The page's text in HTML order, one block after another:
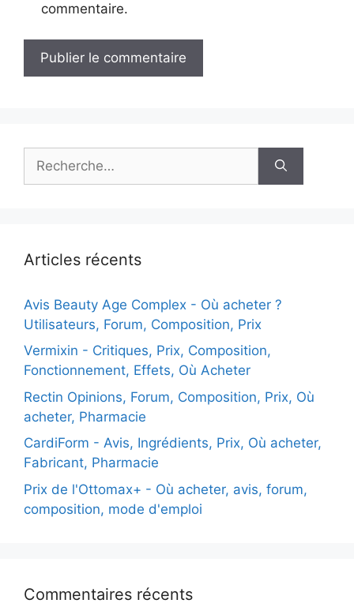
commentaire.
Articles récents
Avis Beauty Age Сomplex - Où acheter ?
Utilisateurs, Forum, Composition, Prix
Vermixin - Critiques, Prix, Composition,
Fonctionnement, Effets, Où Acheter
Rectin Opinions, Forum, Composition, Prix, Où
acheter, Pharmacie
CardiForm - Avis, Ingrédients, Prix, Où acheter,
Fabricant, Pharmacie
Prix de l'Ottomax+ - Où acheter, avis, forum,
composition, mode d'emploi
Commentaires récents